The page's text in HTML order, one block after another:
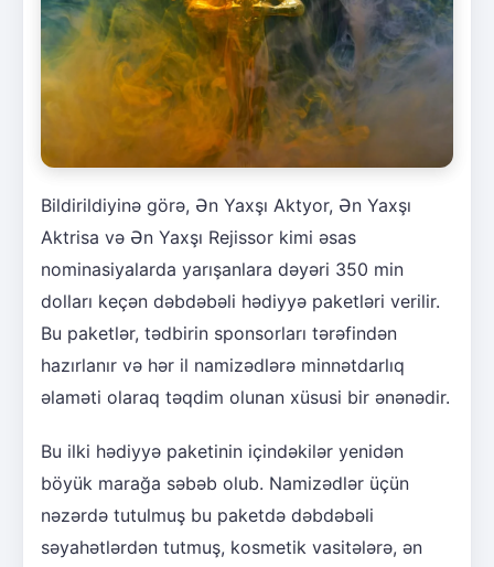
Bildirildiyinə görə, Ən Yaxşı Aktyor, Ən Yaxşı
Aktrisa və Ən Yaxşı Rejissor kimi əsas
nominasiyalarda yarışanlara dəyəri 350 min
dolları keçən dəbdəbəli hədiyyə paketləri verilir.
Bu paketlər, tədbirin sponsorları tərəfindən
hazırlanır və hər il namizədlərə minnətdarlıq
əlaməti olaraq təqdim olunan xüsusi bir ənənədir.
Bu ilki hədiyyə paketinin içindəkilər yenidən
böyük marağa səbəb olub. Namizədlər üçün
nəzərdə tutulmuş bu paketdə dəbdəbəli
səyahətlərdən tutmuş, kosmetik vasitələrə, ən